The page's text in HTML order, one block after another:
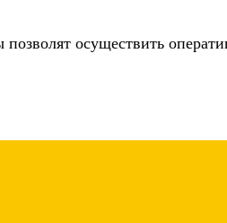
осуществить